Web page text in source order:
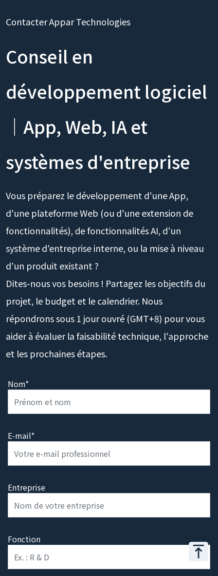
Contacter Appar Technologies
Conseil en
développement logiciel
｜App, Web, IA et
systèmes d'entreprise
Vous préparez le développement d'une App,
d'une plateforme Web (ou d'une extension de
fonctionnalités), de fonctionnalités AI, d'un
système d'entreprise interne, ou la mise à niveau
d'un produit existant ?
Dites-nous vos besoins ! Partagez les objectifs du
projet, le budget et le calendrier. Nous
répondrons sous 1 jour ouvré (GMT+8) pour vous
aider à évaluer la faisabilité technique, l'approche
et les prochaines étapes.
Nom*
E-mail*
Entreprise
Fonction